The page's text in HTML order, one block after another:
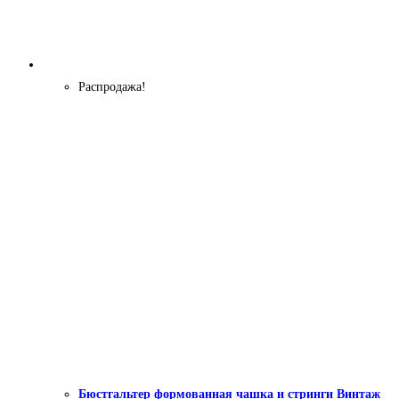
Распродажа!
Бюстгальтер формованная чашка и стринги Винтаж